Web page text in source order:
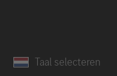
Taal selecteren